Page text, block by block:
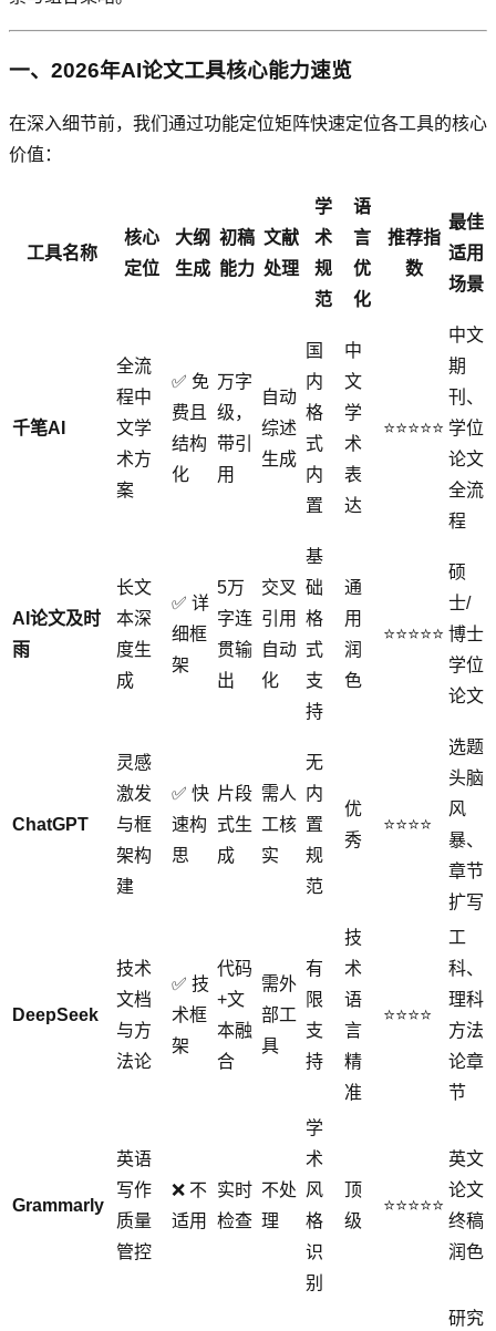
一、2026年AI论文工具核心能力速览
在深入细节前，我们通过功能定位矩阵快速定位各工具的核心
价值：
工具名称
核心
定位
大纲
生成
初稿
能力
文献
处理
学
术
规
范
语
言
优
化
推荐指
数
最佳
适用
场景
千笔AI
全流
程中
文学
术方
案
✅ 免
费且
结构
化
万字
级，
带引
用
自动
综述
生成
国
内
格
式
内
置
中
文
学
术
表
达
⭐⭐⭐⭐⭐
中文
期
刊、
学位
论文
全流
程
AI论文及时
雨
长文
本深
度生
成
✅ 详
细框
架
5万
字连
贯输
出
交叉
引用
自动
化
基
础
格
式
支
持
通
用
润
色
⭐⭐⭐⭐⭐
硕
士/
博士
学位
论文
ChatGPT
灵感
激发
与框
架构
建
✅ 快
速构
思
片段
式生
成
需人
工核
实
无
内
置
规
范
优
秀
⭐⭐⭐⭐
选题
头脑
风
暴、
章节
扩写
DeepSeek
技术
文档
与方
法论
✅ 技
术框
架
代码
+文
本融
合
需外
部工
具
有
限
支
持
技
术
语
言
精
准
⭐⭐⭐⭐
工
科、
理科
方法
论章
节
Grammarly
英语
写作
质量
管控
❌ 不
适用
实时
检查
不处
理
学
术
风
格
识
别
顶
级
⭐⭐⭐⭐⭐
英文
论文
终稿
润色
研究